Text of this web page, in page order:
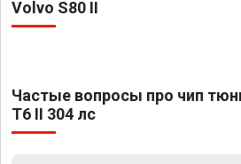
Volvo S80 II
Частые вопросы про чип
T6 II 304 лс